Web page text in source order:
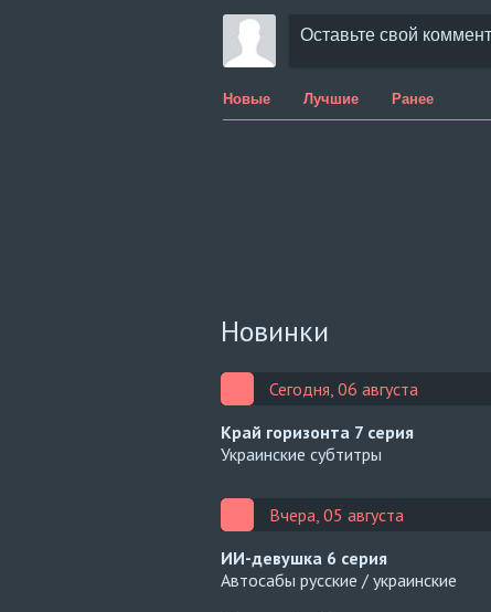
Новые Лучшие Ранее
Новинки
Сегодня, 06 августа
Край горизонта 7 серия
Украинские субтитры
Вчера, 05 августа
ИИ-девушка 6 серия
Автосабы русские / украинские